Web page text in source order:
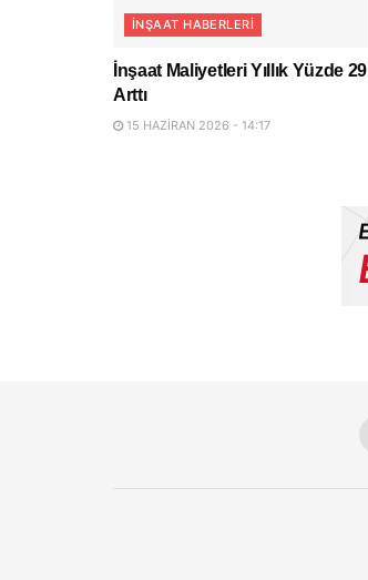
İNŞAAT HABERLERI
İnşaat Maliyetleri Yıllık Yüzde 29
Arttı
15 HAZIRAN 2026 - 14:17